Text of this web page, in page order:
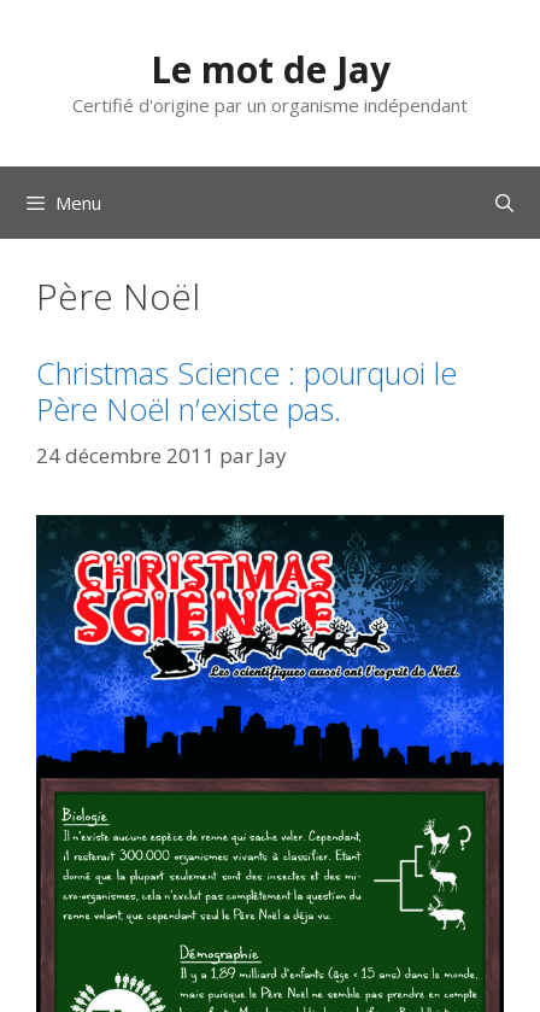
Le mot de Jay
Certifié d'origine par un organisme indépendant
Menu
Père Noël
Christmas Science : pourquoi le
Père Noël n’existe pas.
24 décembre 2011 par Jay